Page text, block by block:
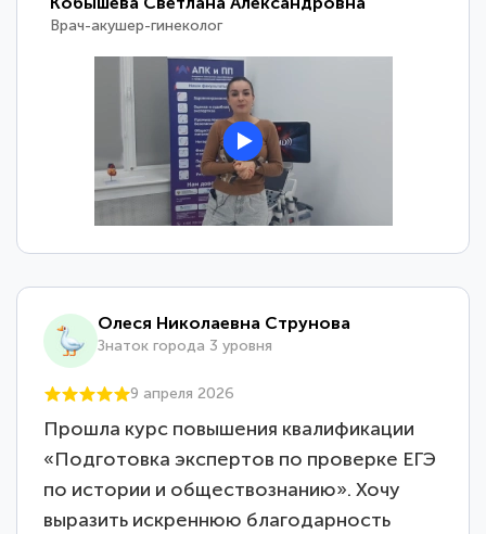
Врач-акушер-гинеколог
Олеся Николаевна Струнова
Знаток города 3 уровня
9 апреля 2026
Прошла курс повышения квалификации
«Подготовка экспертов по проверке ЕГЭ
по истории и обществознанию». Хочу
выразить искреннюю благодарность